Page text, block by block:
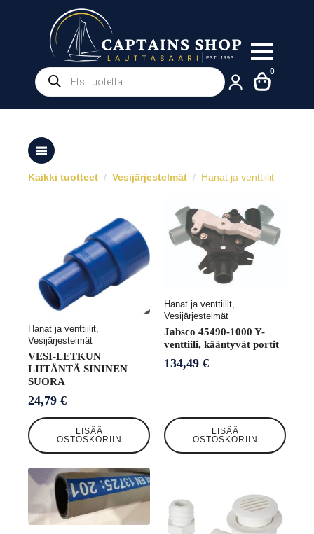
Products
search
0
Kaikki tuotteet Vesijärjestelmät Hanat ja venttiilit
Hanat ja venttiilit,
Vesijärjestelmät
VESI-LETKUN
LIITÄNTÄ SININEN
SUORA
24,79 €
LISÄÄ
OSTOSKORIIN
Hanat ja venttiilit,
Vesijärjestelmät
Jabsco 45490-1000 Y-
venttiili, kääntyvät portit
134,49 €
LISÄÄ
OSTOSKORIIN